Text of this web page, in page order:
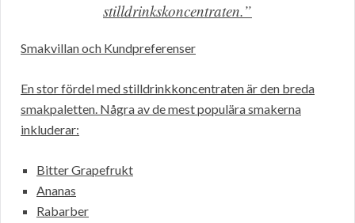
stilldrinkskoncentraten.”
Smakvillan och Kundpreferenser
En stor fördel med stilldrinkkoncentraten är den breda
smakpaletten. Några av de mest populära smakerna
inkluderar:
Bitter Grapefrukt
Ananas
Rabarber